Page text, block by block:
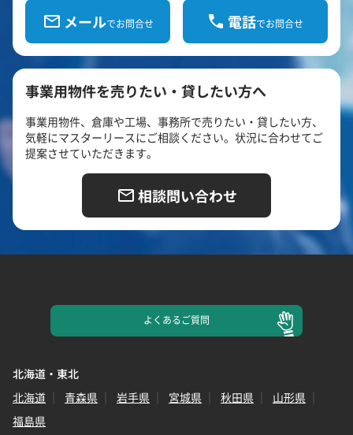
メールでお問合せ 電話でお問合せ
事業用物件を売りたい・貸したい方へ
事業用物件、倉庫や工場、事務所で売りたい・貸したい方、
気軽にマスターリースにご相談ください。状況に合わせてご
提案させていただきます。
相談問い合わせ
よくあるご質問
北海道・東北
北海道
青森県 岩手県 宮城県 秋田県
山形県
福島県